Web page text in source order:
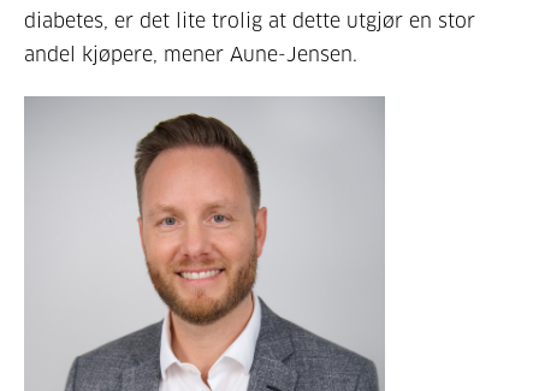
diabetes, er det lite trolig at dette utgjør en stor
andel kjøpere, mener Aune-Jensen.